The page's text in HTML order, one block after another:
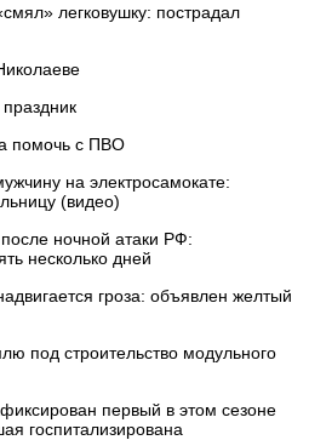
легковушку: пострадал
помочь с ПВО
на электросамокате:
(видео)
ночной атаки РФ:
несколько дней
гроза: объявлен желтый
под строительство модульного
первый в этом сезоне
госпитализирована